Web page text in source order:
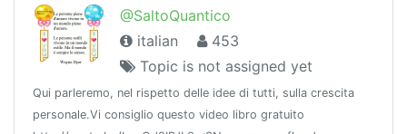
@SaltoQuantico
italian
453
Topic is not assigned yet
Qui parleremo, nel rispetto delle idee di tutti, sulla crescita
personale.Vi consiglio questo video libro gratuito